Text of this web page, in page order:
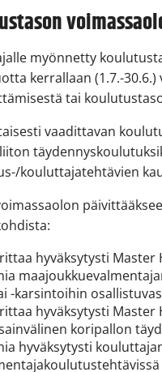
myönnetty
kerrallaan (1.7.-
tai
vaadittavan
kouluttajatehtävien
hyväksytysti Master
-karsintoihin
hyväksytysti Master
koripallon
hyväksytysti